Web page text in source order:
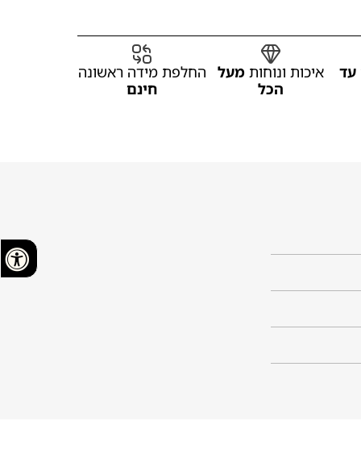
עד איכות ונוחות מעל
הכל
החלפת מידה ראשונה
חינם